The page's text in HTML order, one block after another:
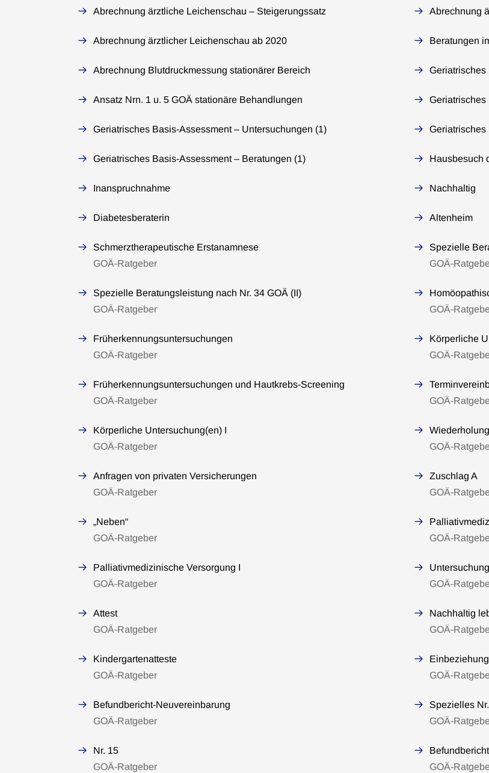
Abrechnung ärztliche Leichenschau – Steigerungssatz Abrechnung
Abrechnung ärztlicher Leichenschau ab 2020 Beratungen
Abrechnung Blutdruckmessung stationärer Bereich Geriatrisches
Ansatz Nrn. 1 u. 5 GOÄ stationäre Behandlungen Geriatrisches
Geriatrisches Basis-Assessment – Untersuchungen (1) Geriatrisches
Geriatrisches Basis-Assessment – Beratungen (1) Hausbesuch
Inanspruchnahme Nachhaltig
Diabetesberaterin Altenheim
Schmerztherapeutische Erstanamnese
GOÄ-Ratgeber
Spezielle
GOÄ-
Spezielle Beratungsleistung nach Nr. 34 GOÄ (II)
GOÄ-Ratgeber
GOÄ-
Früherkennungsuntersuchungen
GOÄ-Ratgeber
Körperliche
GOÄ-
Früherkennungsuntersuchungen und Hautkrebs-Screening
GOÄ-Ratgeber
GOÄ-
Körperliche Untersuchung(en) I
GOÄ-Ratgeber
GOÄ-
Anfragen von privaten Versicherungen
GOÄ-Ratgeber
Zuschlag A
GOÄ-
„Neben“
GOÄ-Ratgeber
GOÄ-
Palliativmedizinische Versorgung I
GOÄ-Ratgeber
GOÄ-
Attest
GOÄ-Ratgeber
Nachhaltig
GOÄ-
Kindergartenatteste
GOÄ-Ratgeber
GOÄ-
Befundbericht-Neuvereinbarung
GOÄ-Ratgeber
Spezielles
GOÄ-
Nr. 15
GOÄ-Ratgeber
GOÄ-